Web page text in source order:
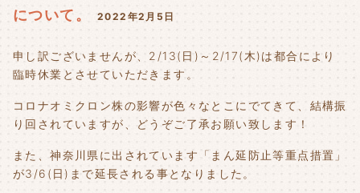
について。
2022年2月5日
申し訳ございませんが、2/13(日)～2/17(木)は都合により
臨時休業とさせていただきます。
コロナオミクロン株の影響が色々なとこにでてきて、結構振
り回されていますが、どうぞご了承お願い致します！
また、神奈川県に出されています「まん延防止等重点措置」
が3/6(日)まで延長される事となりました。